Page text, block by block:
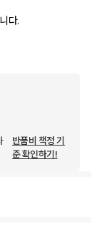
다.
반품비 책정 기
준 확인하기!